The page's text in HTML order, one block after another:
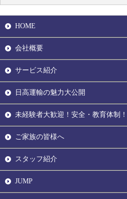
HOME
会社概要
サービス紹介
日高運輸の魅力大公開
未経験者大歓迎！安全・教育体制！
ご家族の皆様へ
スタッフ紹介
JUMP